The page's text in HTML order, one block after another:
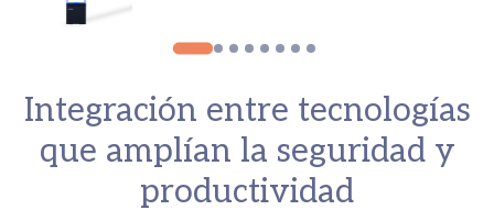
Integración entre tecnologías
que amplían la seguridad y
productividad